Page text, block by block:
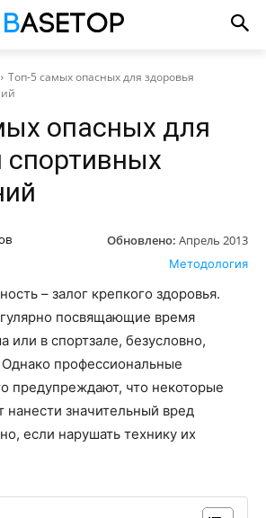
Топ-5 самых опасных для здоровья
опасных для
спортивных
Обновлено: Апрель 2013
Методология
– залог крепкого здоровья.
посвящающие время
или в спортзале, безусловно,
профессиональные
предупреждают, что некоторые
нанести значительный вред
если нарушать технику их